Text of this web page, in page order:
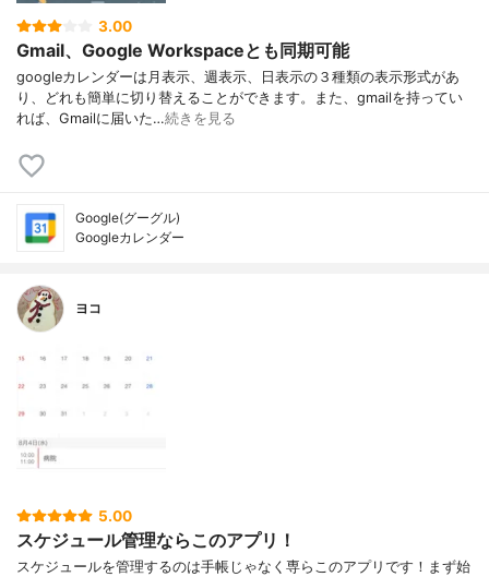
3.00
Gmail、Google Workspaceとも同期可能
googleカレンダーは月表示、週表示、日表示の３種類の表示形式があ
り、どれも簡単に切り替えることができます。また、gmailを持ってい
れば、Gmailに届いた…続きを見る
Google(グーグル)
Googleカレンダー
ヨコ
5.00
スケジュール管理ならこのアプリ！
スケジュールを管理するのは手帳じゃなく専らこのアプリです！まず始